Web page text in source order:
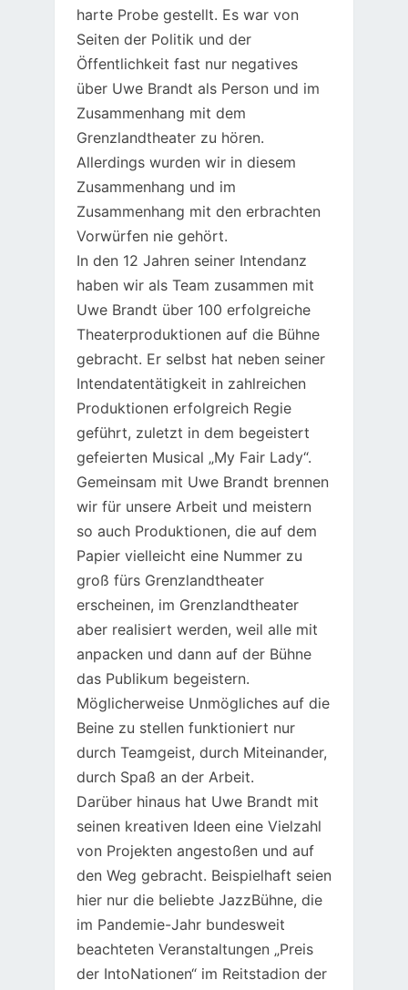
harte Probe gestellt. Es war von
Seiten der Politik und der
Öffentlichkeit fast nur negatives
über Uwe Brandt als Person und im
Zusammenhang mit dem
Grenzlandtheater zu hören.
Allerdings wurden wir in diesem
Zusammenhang und im
Zusammenhang mit den erbrachten
Vorwürfen nie gehört.
In den 12 Jahren seiner Intendanz
haben wir als Team zusammen mit
Uwe Brandt über 100 erfolgreiche
Theaterproduktionen auf die Bühne
gebracht. Er selbst hat neben seiner
Intendatentätigkeit in zahlreichen
Produktionen erfolgreich Regie
geführt, zuletzt in dem begeistert
gefeierten Musical „My Fair Lady“.
Gemeinsam mit Uwe Brandt brennen
wir für unsere Arbeit und meistern
so auch Produktionen, die auf dem
Papier vielleicht eine Nummer zu
groß fürs Grenzlandtheater
erscheinen, im Grenzlandtheater
aber realisiert werden, weil alle mit
anpacken und dann auf der Bühne
das Publikum begeistern.
Möglicherweise Unmögliches auf die
Beine zu stellen funktioniert nur
durch Teamgeist, durch Miteinander,
durch Spaß an der Arbeit.
Darüber hinaus hat Uwe Brandt mit
seinen kreativen Ideen eine Vielzahl
von Projekten angestoßen und auf
den Weg gebracht. Beispielhaft seien
hier nur die beliebte JazzBühne, die
im Pandemie-Jahr bundesweit
beachteten Veranstaltungen „Preis
der IntoNationen“ im Reitstadion der